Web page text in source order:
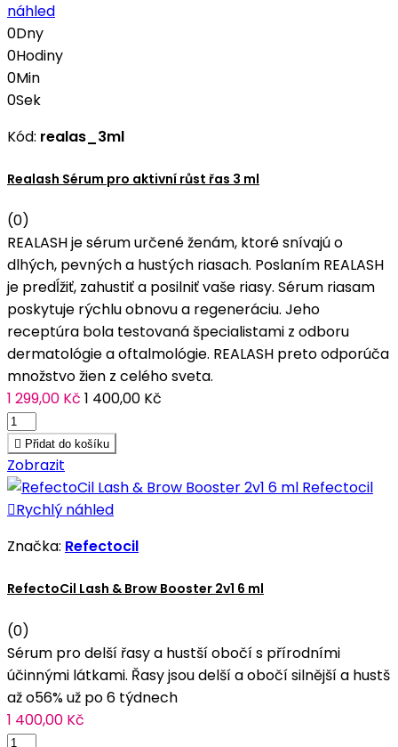
náhled
0Dny
0Hodiny
0Min
0Sek
Kód: realas_3ml
Realash Sérum pro aktivní růst řas 3 ml
(0)
REALASH je sérum určené ženám, ktoré snívajú o
dlhých, pevných a hustých riasach. Poslaním REALASH
je predĺžiť, zahustiť a posilniť vaše riasy. Sérum riasam
poskytuje rýchlu obnovu a regeneráciu. Jeho
receptúra bola testovaná špecialistami z odboru
dermatológie a oftalmológie. REALASH preto odporúča
množstvo žien z celého sveta.
1 299,00 Kč 1 400,00 Kč
 Přidat do košíku
Zobrazit
Rychlý náhled
Značka: Refectocil
RefectoCil Lash & Brow Booster 2v1 6 ml
(0)
Sérum pro delší řasy a hustší obočí s přírodními
účinnými látkami. Řasy jsou delší a obočí silnější a hustš
až o56% už po 6 týdnech
1 400,00 Kč